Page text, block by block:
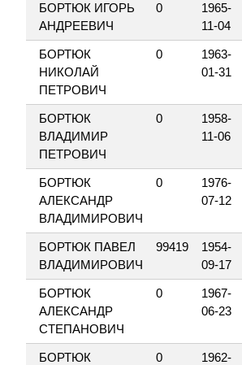
БОРТЮК ИГОРЬ
АНДРЕЕВИЧ
0
1965-
11-04
БОРТЮК
НИКОЛАЙ
ПЕТРОВИЧ
0
1963-
01-31
БОРТЮК
ВЛАДИМИР
ПЕТРОВИЧ
0
1958-
11-06
БОРТЮК
АЛЕКСАНДР
ВЛАДИМИРОВИЧ
0
1976-
07-12
БОРТЮК ПАВЕЛ
ВЛАДИМИРОВИЧ
99419
1954-
09-17
БОРТЮК
АЛЕКСАНДР
СТЕПАНОВИЧ
0
1967-
06-23
БОРТЮК
0
1962-